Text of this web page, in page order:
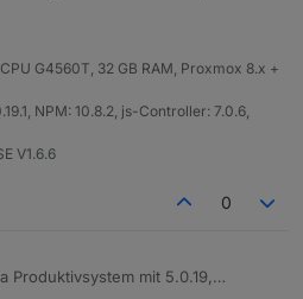
TypeError: Reduce of empty
value"
Verbindung zur InfluxDB. Im Skript
korrekt eingetragen?
Alpha 6.0? Mit dem aktuellen
G4560T, 32 GB RAM, Proxmox 8.x +
NPM: 10.8.2, js-Controller: 7.0.6,
V1.6.6
0
Produktivsystem mit 5.0.19,